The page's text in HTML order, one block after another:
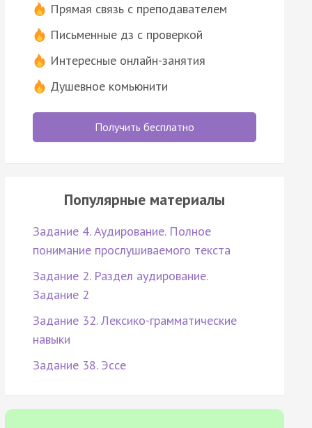
Прямая связь с преподавателем
Письменные дз с проверкой
Интересные онлайн-занятия
Душевное комьюнити
Получить бесплатно
Популярные материалы
Задание 4. Аудирование. Полное
понимание прослушиваемого текста
Задание 2. Раздел аудирование.
Задание 2
Задание 32. Лексико-грамматические
навыки
Задание 38. Эссе